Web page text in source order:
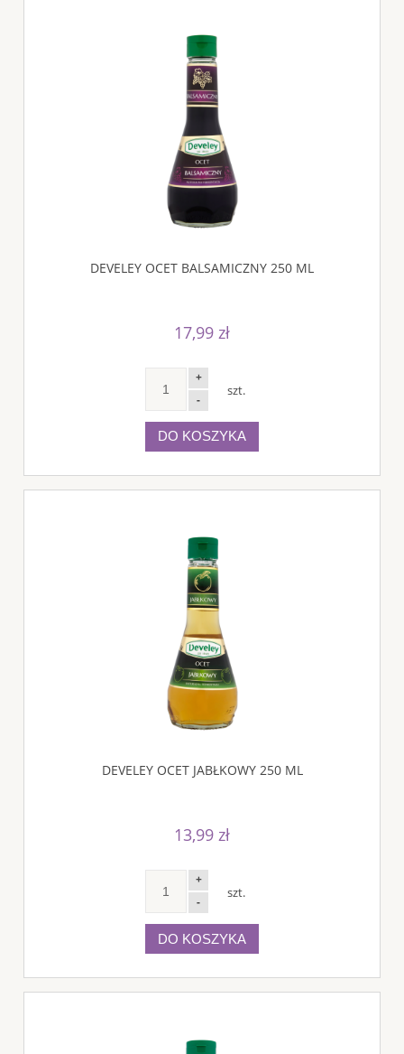
DEVELEY OCET BALSAMICZNY 250 ML
17,99 zł
+
-
szt.
DO KOSZYKA
DEVELEY OCET JABŁKOWY 250 ML
13,99 zł
+
-
szt.
DO KOSZYKA